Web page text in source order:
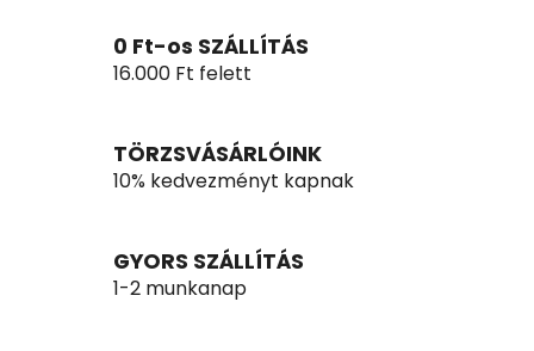
r
á
t
á
l
0 Ft-os SZÁLLÍTÁS
16.000 Ft felett
TÖRZSVÁSÁRLÓINK
10% kedvezményt kapnak
GYORS SZÁLLÍTÁS
1-2 munkanap